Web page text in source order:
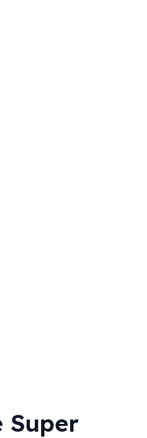
Super